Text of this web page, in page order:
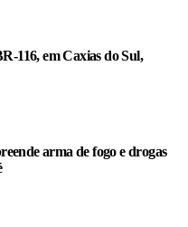
116, em Caxias do Sul,
arma de fogo e drogas